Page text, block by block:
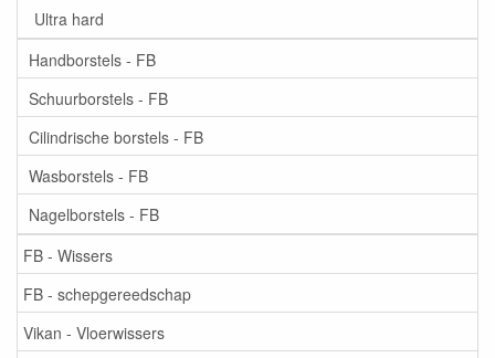
Ultra hard
Handborstels - FB
Schuurborstels - FB
Cilindrische borstels - FB
Wasborstels - FB
Nagelborstels - FB
FB - Wissers
FB - schepgereedschap
Vikan - Vloerwissers